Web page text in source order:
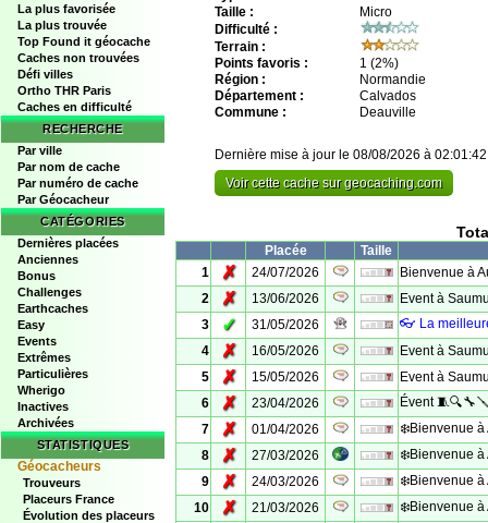
La plus favorisée
La plus trouvée
Top Found it géocache
Caches non trouvées
Défi villes
Ortho THR Paris
Caches en difficulté
RECHERCHE
Par ville
Par nom de cache
Par numéro de cache
Par Géocacheur
CATÉGORIES
Dernières placées
Anciennes
Bonus
Challenges
Earthcaches
Easy
Events
Extrêmes
Particulières
Wherigo
Inactives
Archivées
STATISTIQUES
Géocacheurs
Trouveurs
Placeurs France
Évolution des placeurs
Taille :
Micro
Difficulté :
Terrain :
Points favoris :
1 (2%)
Région :
Normandie
Département :
Calvados
Commune :
Deauville
Dernière mise à jour le 08/08/2026 à 02:01:42
Voir cette cache sur geocaching.com
Placée
Taille
1
✗ 24/07/2026
Bienvenue à
2
✗ 13/06/2026
Event à
3
✓ 31/05/2026
👓 La
4
✗ 16/05/2026
Event à
5
✗ 15/05/2026
Event à
6
✗ 23/04/2026
Évent
7
✗ 01/04/2026
❄️Bienvenue à
8
✗ 27/03/2026
❄️Bienvenue à
9
✗ 24/03/2026
❄️Bienvenue à
10
✗ 21/03/2026
❄️Bienvenue à